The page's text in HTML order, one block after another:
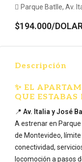
Parque Batlle, Av.
$194.000/
Descripción
✨ EL
QUE ESTABAS
📍 Av. Italia y José
A estrenar en
de Montevideo, límite
conectividad,
locomoción a pasos